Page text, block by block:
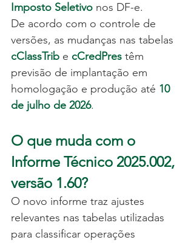
Imposto Seletivo nos DF-e.
De acordo com o controle de
versões, as mudanças nas tabelas
cClassTrib e cCredPres têm
previsão de implantação em
homologação e produção até 10
de julho de 2026.
O que muda com o
Informe Técnico 2025.002,
versão 1.60?
O novo informe traz ajustes
relevantes nas tabelas utilizadas
para classificar operações